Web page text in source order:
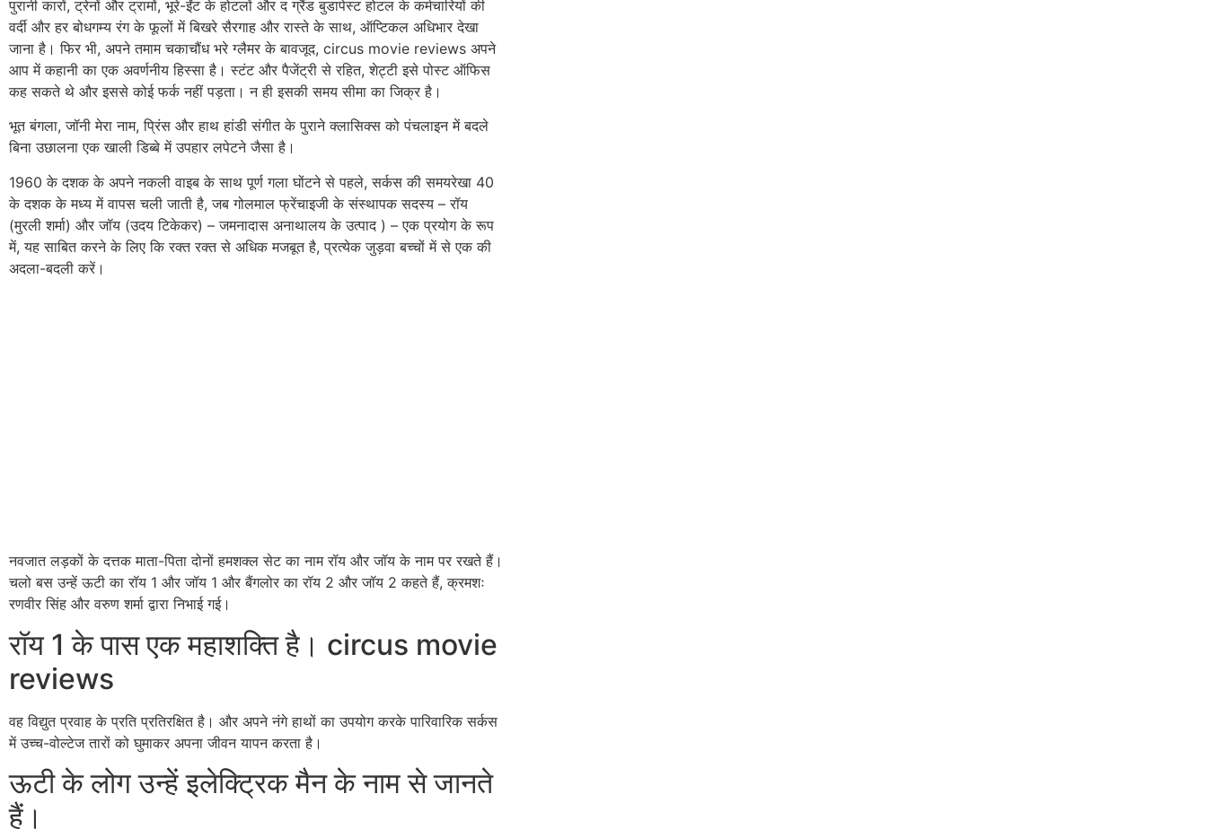
पुरानी कारों, ट्रेनों और ट्रामों, भूरे-ईंट के होटलों और द ग्रैंड बुडापेस्ट होटल के कर्मचारियों की
वर्दी और हर बोधगम्य रंग के फूलों में बिखरे सैरगाह और रास्ते के साथ, ऑप्टिकल अधिभार देखा
जाना है। फिर भी, अपने तमाम चकाचौंध भरे ग्लैमर के बावजूद, circus movie reviews अपने
आप में कहानी का एक अवर्णनीय हिस्सा है। स्टंट और पैजेंट्री से रहित, शेट्टी इसे पोस्ट ऑफिस
कह सकते थे और इससे कोई फर्क नहीं पड़ता। न ही इसकी समय सीमा का जिक्र है।
भूत बंगला, जॉनी मेरा नाम, प्रिंस और हाथ हांडी संगीत के पुराने क्लासिक्स को पंचलाइन में बदले
बिना उछालना एक खाली डिब्बे में उपहार लपेटने जैसा है।
1960 के दशक के अपने नकली वाइब के साथ पूर्ण गला घोंटने से पहले, सर्कस की समयरेखा 40
के दशक के मध्य में वापस चली जाती है, जब गोलमाल फ्रेंचाइजी के संस्थापक सदस्य – रॉय
(मुरली शर्मा) और जॉय (उदय टिकेकर) – जमनादास अनाथालय के उत्पाद ) – एक प्रयोग के रूप
में, यह साबित करने के लिए कि रक्त रक्त से अधिक मजबूत है, प्रत्येक जुड़वा बच्चों में से एक की
अदला-बदली करें।
नवजात लड़कों के दत्तक माता-पिता दोनों हमशक्ल सेट का नाम रॉय और जॉय के नाम पर रखते हैं।
चलो बस उन्हें ऊटी का रॉय 1 और जॉय 1 और बैंगलोर का रॉय 2 और जॉय 2 कहते हैं, क्रमशः
रणवीर सिंह और वरुण शर्मा द्वारा निभाई गई।
रॉय 1 के पास एक महाशक्ति है। circus movie
reviews
वह विद्युत प्रवाह के प्रति प्रतिरक्षित है। और अपने नंगे हाथों का उपयोग करके पारिवारिक सर्कस
में उच्च-वोल्टेज तारों को घुमाकर अपना जीवन यापन करता है।
ऊटी के लोग उन्हें इलेक्ट्रिक मैन के नाम से जानते
हैं।